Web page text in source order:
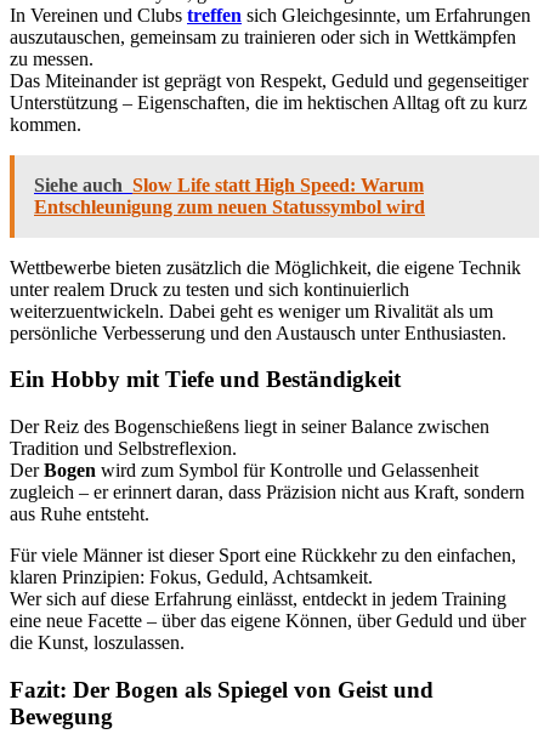
In Vereinen und Clubs treffen sich Gleichgesinnte, um Erfahrungen
auszutauschen, gemeinsam zu trainieren oder sich in Wettkämpfen
zu messen.
Das Miteinander ist geprägt von Respekt, Geduld und gegenseitiger
Unterstützung – Eigenschaften, die im hektischen Alltag oft zu kurz
kommen.
Siehe auch Slow Life statt High Speed: Warum
Entschleunigung zum neuen Statussymbol wird
Wettbewerbe bieten zusätzlich die Möglichkeit, die eigene Technik
unter realem Druck zu testen und sich kontinuierlich
weiterzuentwickeln. Dabei geht es weniger um Rivalität als um
persönliche Verbesserung und den Austausch unter Enthusiasten.
Ein Hobby mit Tiefe und Beständigkeit
Der Reiz des Bogenschießens liegt in seiner Balance zwischen
Tradition und Selbstreflexion.
DerBogen wird zum Symbol für Kontrolle und Gelassenheit
zugleich – er erinnert daran, dass Präzision nicht aus Kraft, sondern
aus Ruhe entsteht.
Für viele Männer ist dieser Sport eine Rückkehr zu den einfachen,
klaren Prinzipien: Fokus, Geduld, Achtsamkeit.
Wer sich auf diese Erfahrung einlässt, entdeckt in jedem Training
eine neue Facette – über das eigene Können, über Geduld und über
die Kunst, loszulassen.
Fazit: Der Bogen als Spiegel von Geist und
Bewegung